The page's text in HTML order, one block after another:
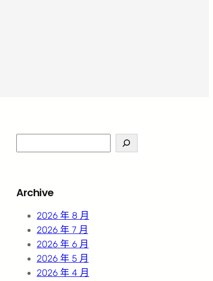
e
c
Archive
2026 年 8 月
2026 年 7 月
2026 年 6 月
2026 年 5 月
2026 年 4 月